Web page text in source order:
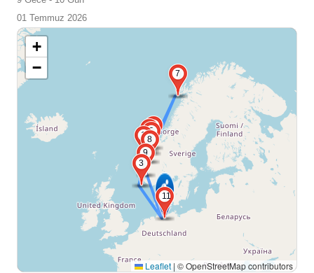
01 Temmuz 2026
3
45
6
7
8
9
10
11
+
−
Leaflet | © OpenStreetMap contributors